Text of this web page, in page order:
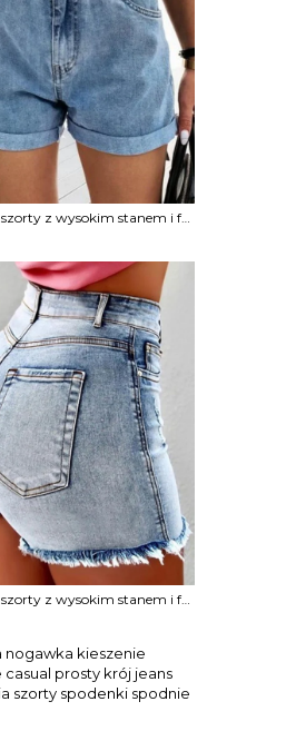
Dżinsowe szorty z wysokim stanem i falbankami Chanel
Dżinsowe szorty z wysokim stanem i frędzlami Barb